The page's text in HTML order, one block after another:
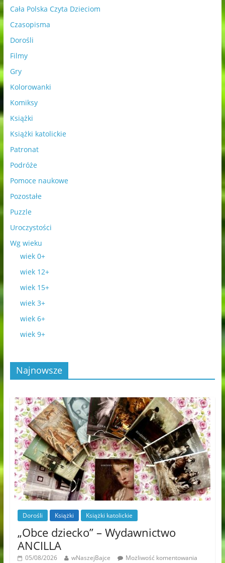
Cała Polska Czyta Dzieciom
Czasopisma
Dorośli
Filmy
Gry
Kolorowanki
Komiksy
Książki
Książki katolickie
Patronat
Podróże
Pomoce naukowe
Pozostałe
Puzzle
Uroczystości
Wg wieku
wiek 0+
wiek 12+
wiek 15+
wiek 3+
wiek 6+
wiek 9+
Najnowsze
Dorośli Książki Książki katolickie
„Obce dziecko” – Wydawnictwo
ANCILLA
05/08/2026 wNaszejBajce
Możliwość komentowania